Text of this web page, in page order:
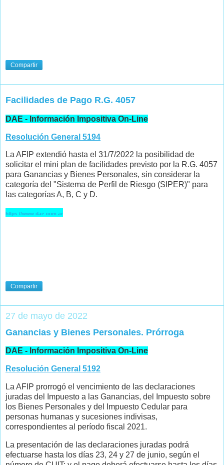
Compartir
Facilidades de Pago R.G. 4057
DAE - Información Impositiva On-Line
Resolución General 5194
La AFIP extendió hasta el 31/7/2022 la posibilidad de
solicitar el mini plan de facilidades previsto por la R.G. 4057
para Ganancias y Bienes Personales, sin considerar la
categoría del "Sistema de Perfil de Riesgo (SIPER)" para
las categorías A, B, C y D.
https://www.dae.com.ar
Compartir
27 de mayo de 2022
Ganancias y Bienes Personales. Prórroga
DAE - Información Impositiva On-Line
Resolución General 5192
La AFIP prorrogó el vencimiento de las declaraciones
juradas del Impuesto a las Ganancias, del Impuesto sobre
los Bienes Personales y del Impuesto Cedular para
personas humanas y sucesiones indivisas,
correspondientes al período fiscal 2021.
La presentación de las declaraciones juradas podrá
efectuarse hasta los días 23, 24 y 27 de junio, según el